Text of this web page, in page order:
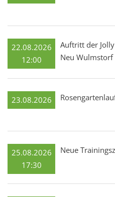
22.08.2026
12:00
Auftritt der
Neu Wulmstorf
23.08.2026
25.08.2026
17:30
Neue